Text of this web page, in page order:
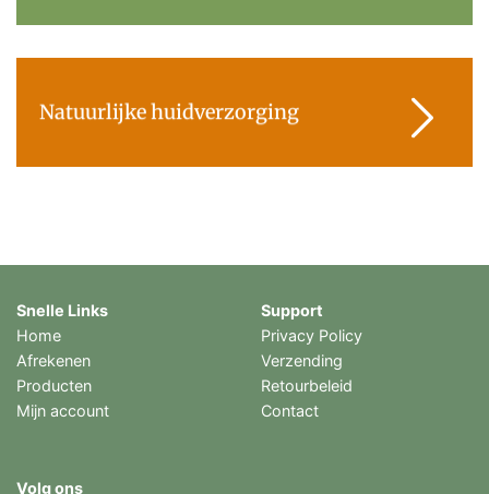
Natuurlijke huidverzorging
Snelle Links
Home
Afrekenen
Producten
Mijn account
Support
Privacy Policy
Verzending
Retourbeleid
Contact
Volg ons